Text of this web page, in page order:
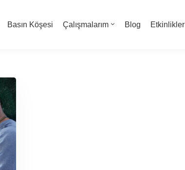
Basın Köşesi Çalışmalarım Blog Etkinlikler